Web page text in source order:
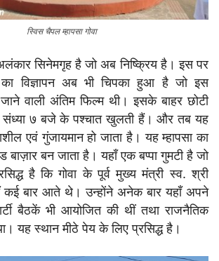
स्विस चैपल म्हापसा गोवा
सिनेमगृह है जो अब निष्क्रिय है। इस पर
का विज्ञापन अब भी चिपका हुआ है जो इस
वाली अंतिम फिल्म थी। इसके बाहर छोटी
संध्या ७ बजे के पश्चात खुलती हैं। और तब यह
एवं गुंजायमान हो जाता है। यह म्हापसा का
बाज़ार बन जाता है। यहाँ एक बप्पा गुमटी है जो
है कि गोवा के पूर्व मुख्य मंत्री स्व. श्री
कई बार आते थे। उन्होंने अनेक बार यहाँ अपने
बैठकें भी आयोजित की थीं तथा राजनैतिक
था। यह स्थान मीठे पेय के लिए प्रसिद्ध है।